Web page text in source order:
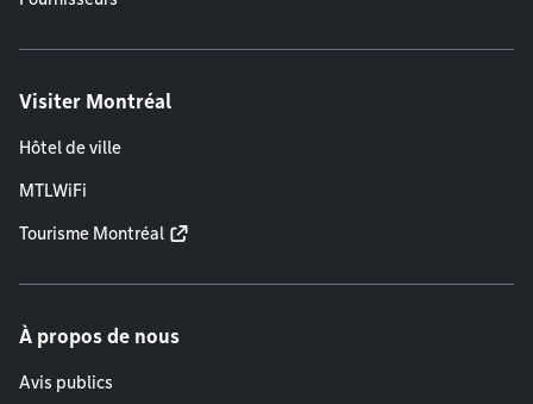
Visiter Montréal
Hôtel de ville
MTLWiFi
Tourisme Montréal
À propos de nous
Avis publics